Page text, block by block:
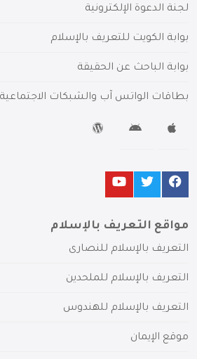
لجنة الدعوة الإلكترونية
بوابة الكويت للتعريف بالإسلام
بوابة الباحث عن الحقيقة
بطاقات الواتس آب والشبكات الاجتماعية
مواقع التعريف بالإسلام
التعريف بالإسلام للنصارى
التعريف بالإسلام للملحدين
التعريف بالإسلام للهندوس
موقع الإيمان